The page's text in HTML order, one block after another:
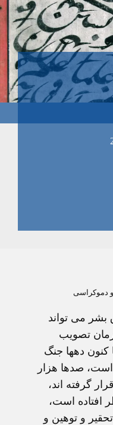
دموکراسی
بشر می تواند
زمان تصويب
کنون دهها جنگ
است، صدها هزار
گرفته اند،
افتاده است،
و توهين و